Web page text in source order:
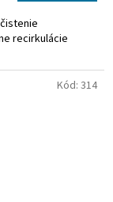
recirkulácie
Kód: 314